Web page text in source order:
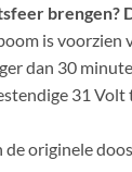
is
dan 30
31
originele